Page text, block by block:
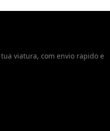
viatura, com envio rapido e